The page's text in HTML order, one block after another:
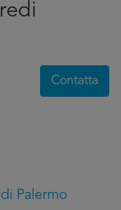
Palermo
Contatta